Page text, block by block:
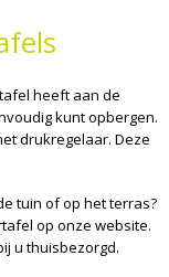
heeft aan de
kunt opbergen.
drukregelaar. Deze
tuin of op het terras?
op onze website.
u thuisbezorgd.